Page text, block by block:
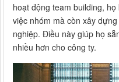
hoạt động team building,
việc nhóm mà còn xây
nghiệp. Điều này giúp họ
nhiều hơn cho công ty.